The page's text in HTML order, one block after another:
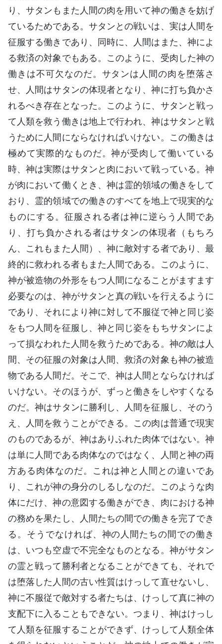
り、サタンもまた人間の肉を用いて神の働きを妨げ
ているためである。サタンとの戦いは、実は人間を
征服する働きであり、同時に、人間はまた、神によ
る救済の対象でもある。このように、受肉した神の
働きは不可欠なのだ。サタンは人間の肉を堕落さ
せ、人間はサタンの体現者となり、神に打ち負かさ
れるべき存在となった。このように、サタンと戦っ
て人類を救う働きは地上で行われ、神はサタンと戦
うために人間にならなければいけない。この働きは
極めて実際的なものだ。神が受肉して働いている
時、神は実際はサタンと肉において戦っている。神
が肉において働くとき、神は霊的領域の働きをして
おり、霊的領域での働きのすべてを地上で現実的な
ものにする。征服される者は神に逆らう人間であ
り、打ち負かされる者はサタンの体現者（もちろ
ん、これもまた人間）、神に敵対する者であり、最
終的に救われる者もまた人間である。このように、
神が被造物の外形をもつ人間になることがますます
必要なのは、神がサタンと真の戦いを行えるように
であり、それにより神に対して不服従で神と同じ姿
をもつ人間を征服し、神と同じ姿をもちサタンによ
って損なわれた人間を救うためである。神の敵は人
間、その征服の対象は人間、救済の対象も神の被造
物である人間だ。そこで、神は人間とならなければ
いけない。そのほうが、ずっと働きをしやすくなる
のだ。神はサタンに勝利し、人間を征服し、そのう
え、人間を救うことができる。この肉は普通で現実
のものであるが、神はありふれた肉体ではない。神
は単に人間である肉体なのではなく、人間と神の両
方ある肉体なのだ。これは神と人間との違いであ
り、これが神の身分のしるしなのだ。このような肉
体にだけ、神の意図する働きができ、肉における神
の務めを果たし、人間たちの間での働きを完了でき
る。そうでなければ、神の人間たちの間での働き
は、いつも空虚で不完全なものとなる。神がサタン
の霊と戦って勝利者となることができても、それで
は堕落した人間の古い性質はけっして直せないし、
神に不服従で敵対する者たちは、けっして真に神の
支配下に入ることもできない。つまり、神はけっし
て人類を征服することができず、けっして人類全体